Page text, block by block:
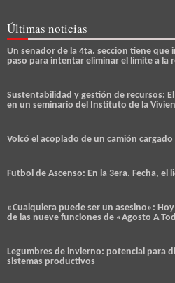
Últimas noticias
Un senador de la 4ta. seccion tiene que
paso para intentar eliminar el límite a la
Sustentabilidad y gestión de recursos:
en un seminario del Instituto de la
Volcó el acoplado de un camión cargado
Futbol de Ascenso: En la 3era. Fecha, el
«Cualquiera puede ser un asesino»:
de las nueve funciones de «Agosto A
Legumbres de invierno: potencial para
sistemas productivos